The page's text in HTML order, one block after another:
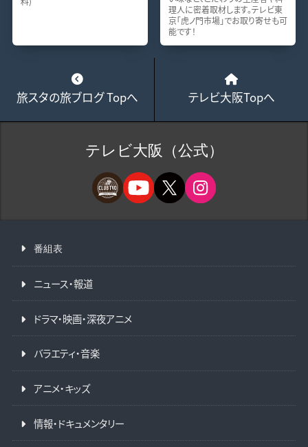
理人に密着取材します。テレビ東
京「虎ノ門市場」でお取り寄せも可
能です！
旅スタの旅ブログ Topへ テレビ大阪Topへ
テレビ大阪（公式）
番組表
ニュース・報道
ドラマ・映画・深夜アニメ
バラエティ・音楽
アニメ・キッズ
情報・ドキュメンタリー